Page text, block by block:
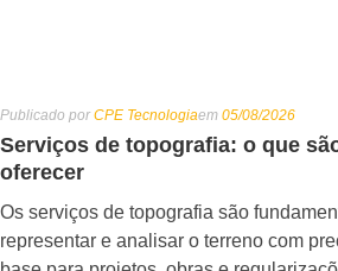
Publicado por CPE Tecnologiaem 05/08/2026
Serviços de topografia: o que
oferecer
Os serviços de topografia são
representar e analisar o terreno com